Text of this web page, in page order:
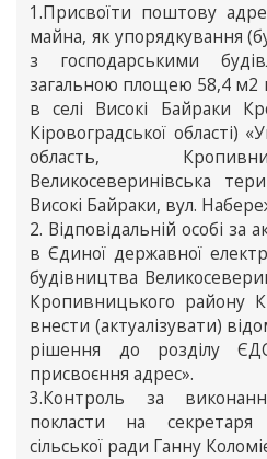
1.Присвоїти поштову
майна, як упорядкування
з господарськими
загальною площею 58,4 м2
в селі Високі Байраки
Кіровоградської області)
область,
Великосеверинівська
Високі Байраки, вул.
2. Відповідальній особі за
в Єдиної державної
будівництва
Кропивницького району
внести (актуалізувати)
рішення до розділу
присвоєння адрес».
3.Контроль за
покласти на секретаря
сільської ради Ганну